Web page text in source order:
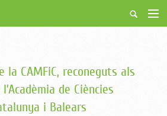
la CAMFiC, reconeguts als
de Ciències
i Balears